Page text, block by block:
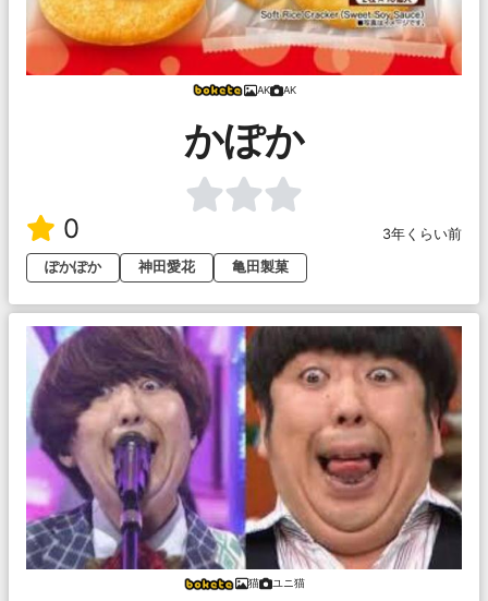
AK AK
かぽか
0
3年くらい前
ぽかぽか
神田愛花 亀田製菓
猫 ユニ猫